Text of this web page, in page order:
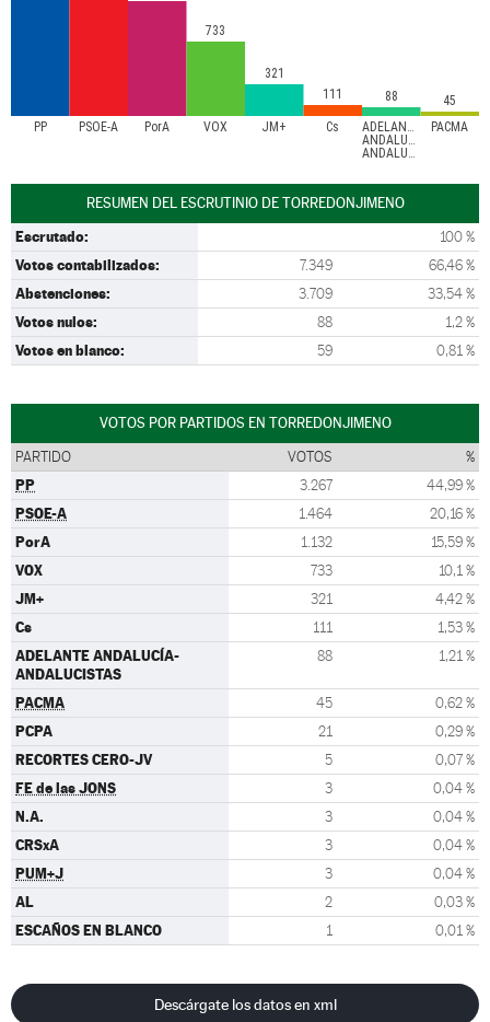
PP PSOE-A PorA VOX JM+ Cs
ADELANTE
ANDALUCÍA-
ANDALUCISTAS
PACMA
733
321
111
88 45
RESUMEN DEL ESCRUTINIO DE TORREDONJIMENO
Escrutado: 100 %
Votos contabilizados: 7.349 66,46 %
Abstenciones: 3.709 33,54 %
Votos nulos: 88 1,2 %
Votos en blanco: 59 0,81 %
VOTOS POR PARTIDOS EN TORREDONJIMENO
PARTIDO VOTOS %
PP 3.267 44,99 %
PSOE-A 1.464 20,16 %
PorA 1.132 15,59 %
VOX 733 10,1 %
JM+ 321 4,42 %
Cs 111 1,53 %
ADELANTE ANDALUCÍA-
ANDALUCISTAS
88 1,21 %
PACMA 45 0,62 %
PCPA 21 0,29 %
RECORTES CERO-JV 5 0,07 %
FE de las JONS 3 0,04 %
N.A. 3 0,04 %
CRSxA 3 0,04 %
PUM+J 3 0,04 %
AL 2 0,03 %
ESCAÑOS EN BLANCO 1 0,01 %
Descárgate los datos en xml